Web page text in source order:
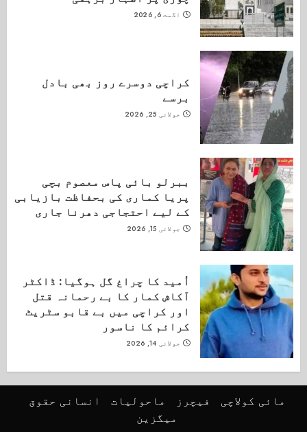
اگست 6, 2026
کراچی دوسرے روز بھی بادل
برسے
جولائی 25, 2026
ببرلو بائی پاس معصوم بچی
پریا کماری کی بحفاظت بازیابی
کے لیے احتجاجی دھرنا جاری
جولائی 15, 2026
اُمید کا چراغ گل ہوگیا: ڈاکٹر
آکاش کمار کا بے رحمانہ قتل
اور کراچی میں بے قابو سٹریٹ
کرائم کا ناسور
جولائی 14, 2026
مائی کولاچی فیچرز ماحولیات
انسانی حقوق
میگزین